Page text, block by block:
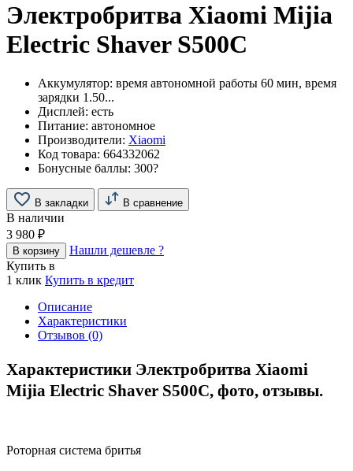
Электробритва Xiaomi Mijia
Electric Shaver S500C
Аккумулятор: время автономной работы 60 мин, время
зарядки 1.50...
Дисплей: есть
Питание: автономное
Производители: Xiaomi
Код товара: 664332062
Бонусные баллы: 300?
В закладки В сравнение
В наличии
3 980 ₽
В корзину
Нашли дешевле ?
Купить в
1 клик Купить в кредит
Описание
Характеристики
Отзывов (0)
Характеристики Электробритва Xiaomi
Mijia Electric Shaver S500C, фото, отзывы.
Роторная система бритья